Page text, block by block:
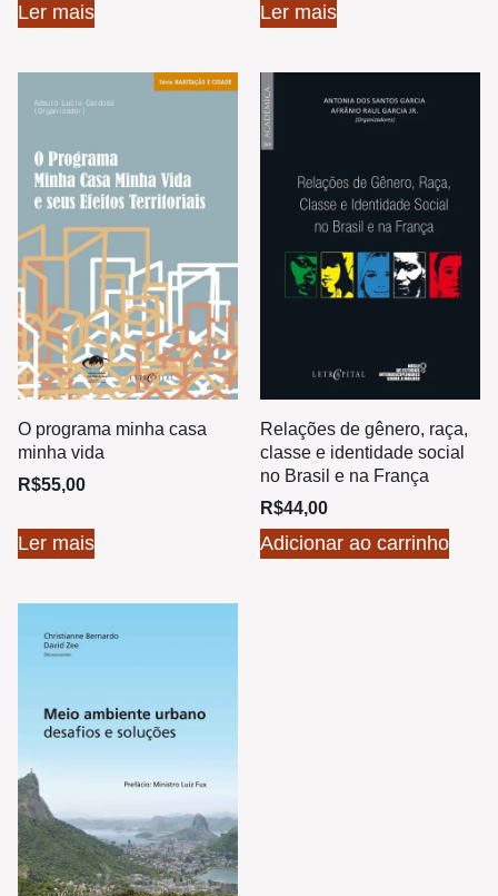
Ler mais Ler mais
O programa minha casa
minha vida
R$55,00
Ler mais
Relações de gênero, raça,
classe e identidade social
no Brasil e na França
R$44,00
Adicionar ao carrinho